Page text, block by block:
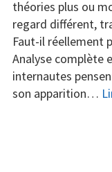
théories plus ou
regard différent,
Faut-il réellement
Analyse complète
internautes
son apparition…